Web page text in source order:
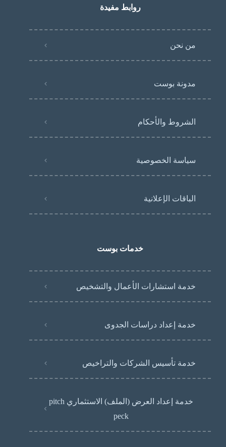
روابط مفيدة
من نحن
مدونة بوست
الشروط والأحكام
سياسة الخصوصية
الباقات الإعلانية
خدمات بوست
خدمة استشارات الأعمال والتشخيص
خدمة إعداد دراسات الجدوى
خدمة تأسيس الشركات والتراخيص
خدمة إعداد العرض (الملف) الاستثماري pitch
peck